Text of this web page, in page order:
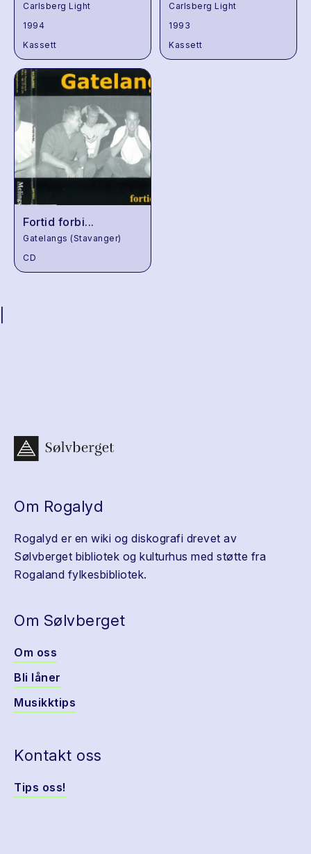
Carlsberg Light
1994
Kassett
Carlsberg Light
1993
Kassett
Fortid forbi...
Gatelangs (Stavanger)
CD
Om Rogalyd
Rogalyd er en wiki og diskografi drevet av
Sølvberget bibliotek og kulturhus med støtte fra
Rogaland fylkesbibliotek.
Om Sølvberget
Om oss
Bli låner
Musikktips
Kontakt oss
Tips oss!